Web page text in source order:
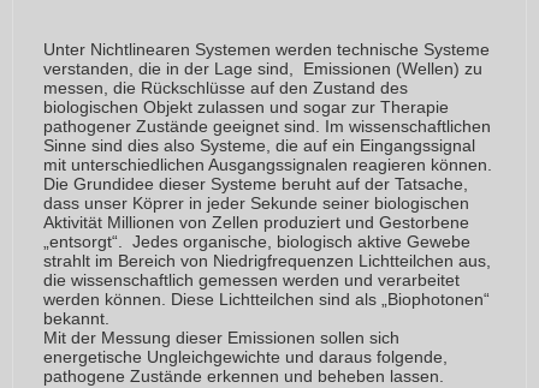
Unter Nichtlinearen Systemen werden technische Systeme
verstanden, die in der Lage sind, Emissionen (Wellen) zu
messen, die Rückschlüsse auf den Zustand des
biologischen Objekt zulassen und sogar zur Therapie
pathogener Zustände geeignet sind. Im wissenschaftlichen
Sinne sind dies also Systeme, die auf ein Eingangssignal
mit unterschiedlichen Ausgangssignalen reagieren können.
Die Grundidee dieser Systeme beruht auf der Tatsache,
dass unser Köprer in jeder Sekunde seiner biologischen
Aktivität Millionen von Zellen produziert und Gestorbene
„entsorgt“. Jedes organische, biologisch aktive Gewebe
strahlt im Bereich von Niedrigfrequenzen Lichtteilchen aus,
die wissenschaftlich gemessen werden und verarbeitet
werden können. Diese Lichtteilchen sind als „Biophotonen“
bekannt.
Mit der Messung dieser Emissionen sollen sich
energetische Ungleichgewichte und daraus folgende,
pathogene Zustände erkennen und beheben lassen.